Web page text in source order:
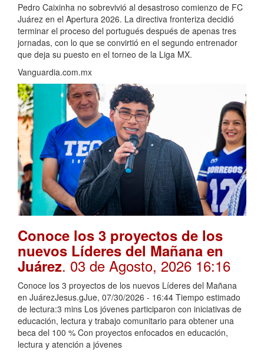
Pedro Caixinha no sobrevivió al desastroso comienzo de FC
Juárez en el Apertura 2026. La directiva fronteriza decidió
terminar el proceso del portugués después de apenas tres
jornadas, con lo que se convirtió en el segundo entrenador
que deja su puesto en el torneo de la Liga MX.
Vanguardia.com.mx
Conoce los 3 proyectos de los
nuevos Líderes del Mañana en
Juárez. 03 de Agosto, 2026 16:16
Conoce los 3 proyectos de los nuevos Líderes del Mañana
en JuárezJesus.gJue, 07/30/2026 - 16:44 Tiempo estimado
de lectura:3 mins Los jóvenes participaron con iniciativas de
educación, lectura y trabajo comunitario para obtener una
beca del 100 % Con proyectos enfocados en educación,
lectura y atención a jóvenes